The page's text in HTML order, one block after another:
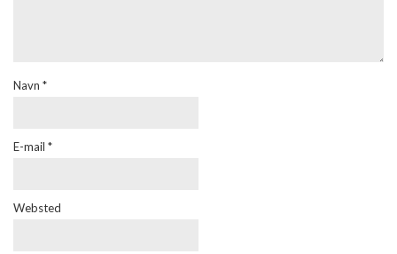
Navn *
E-mail *
Websted